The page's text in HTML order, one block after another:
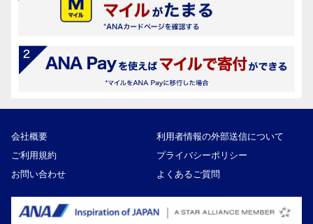
会社概要
利用者情報の外部送信について
ご利用規約
プライバシーポリシー
お問い合わせ
よくあるご質問